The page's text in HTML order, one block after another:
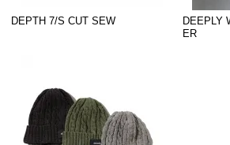
DEPTH 7/S CUT SEW
DEEPLY
ER